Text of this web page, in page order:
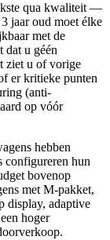
qua kwaliteit —
jaar oud moet élke
met de
dat u géén
ziet u of vorige
er kritieke punten
(anti-
op vóór
hebben
configureren hun
bovenop
met M-pakket,
display, adaptive
hoger